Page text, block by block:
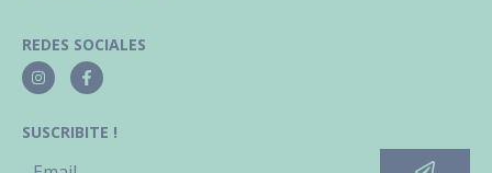
REDES SOCIALES
SUSCRIBITE !